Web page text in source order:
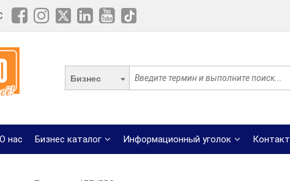
Бизнес
О нас Бизнес каталог Информационный уголок Контакт